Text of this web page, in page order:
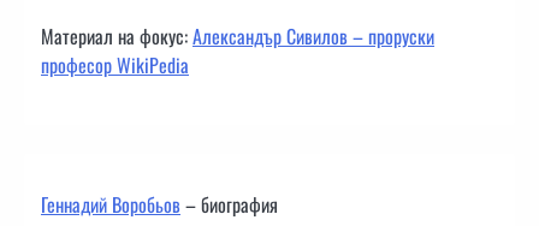
Материал на фокус:Александър Сивилов – проруски
професор WikiPedia
Геннадий Воробьов– биография